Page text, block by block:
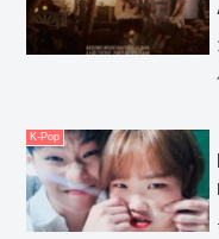
K-Pop